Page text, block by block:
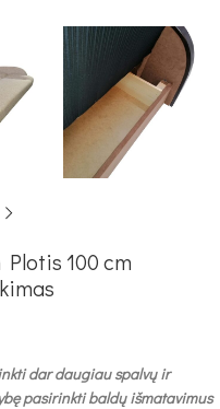
100 cm
dar daugiau spalvų ir
pasirinkti baldų išmatavimus